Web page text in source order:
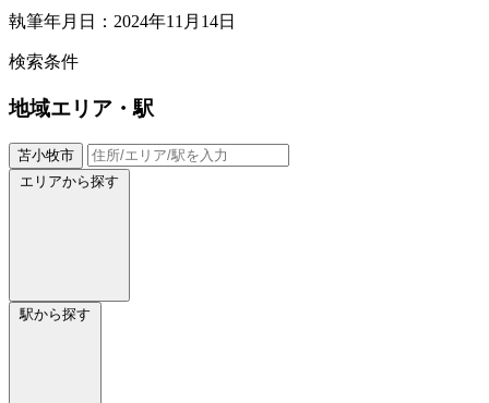
執筆年月日：2024年11月14日
検索条件
地域エリア・駅
苫小牧市
エリアから探す
駅から探す